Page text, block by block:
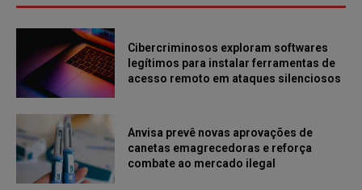
Cibercriminosos exploram softwares
legítimos para instalar ferramentas de
acesso remoto em ataques silenciosos
Anvisa prevê novas aprovações de
canetas emagrecedoras e reforça
combate ao mercado ilegal